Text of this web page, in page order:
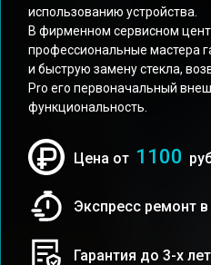
использованию устройства.
В фирменном сервисном
профессиональные мастера
и быструю замену стекла,
Pro его первоначальный
функциональность.
Цена от 1100
Экспресс ремонт
Гарантия до 3-х лет